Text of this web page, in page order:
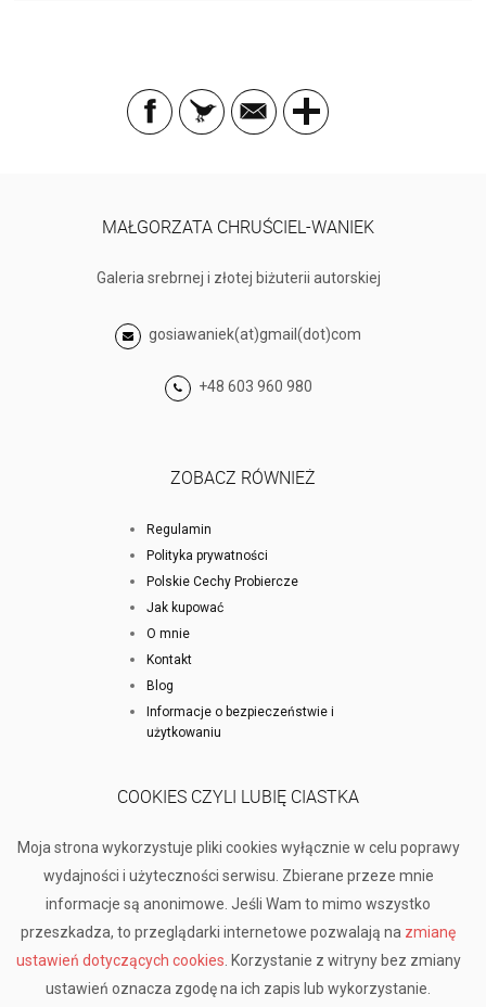
MAŁGORZATA CHRUŚCIEL-WANIEK
Galeria srebrnej i złotej biżuterii autorskiej
gosiawaniek(at)gmail(dot)com
+48 603 960 980
ZOBACZ RÓWNIEŻ
Regulamin
Polityka prywatności
Polskie Cechy Probiercze
Jak kupować
O mnie
Kontakt
Blog
Informacje o bezpieczeństwie i
użytkowaniu
COOKIES CZYLI LUBIĘ CIASTKA
Moja strona wykorzystuje pliki cookies wyłącznie w celu poprawy
wydajności i użyteczności serwisu. Zbierane przeze mnie
informacje są anonimowe. Jeśli Wam to mimo wszystko
przeszkadza, to przeglądarki internetowe pozwalają na zmianę
ustawień dotyczących cookies . Korzystanie z witryny bez zmiany
ustawień oznacza zgodę na ich zapis lub wykorzystanie.